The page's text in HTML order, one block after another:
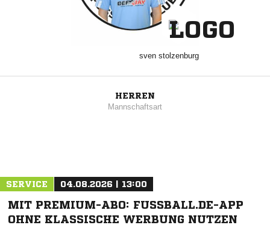
sven stolzenburg
HERREN
Mannschaftsart
SERVICE 04.08.2026 | 13:00
MIT PREMIUM-ABO: FUSSBALL.DE-APP
OHNE KLASSISCHE WERBUNG NUTZEN